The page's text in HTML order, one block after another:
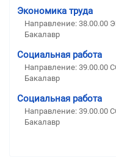
Экономика труда
Направление:
Бакалавр
Социальная работа
Направление:
Бакалавр
Социальная работа
Направление:
Бакалавр